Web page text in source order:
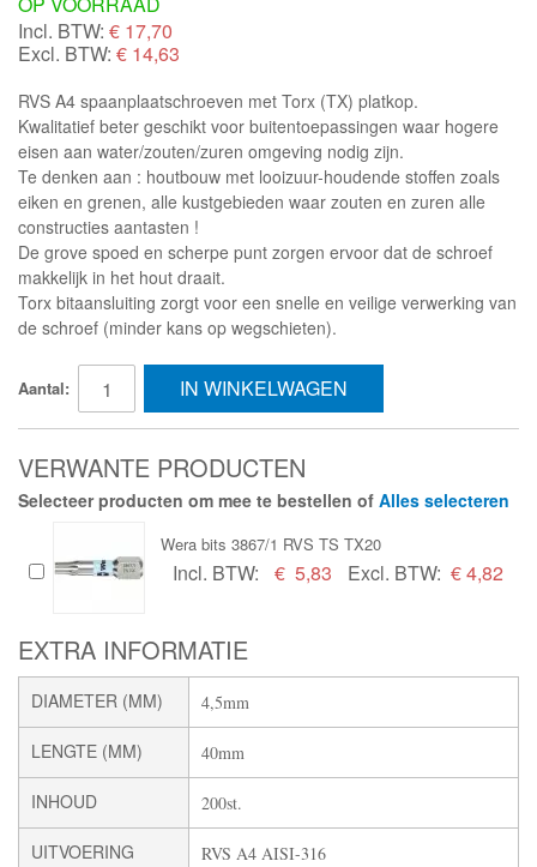
Incl. BTW: € 17,70
Excl. BTW: € 14,63
RVS A4 spaanplaatschroeven met Torx (TX) platkop.
Kwalitatief beter geschikt voor buitentoepassingen waar hogere
eisen aan water/zouten/zuren omgeving nodig zijn.
Te denken aan : houtbouw met looizuur-houdende stoffen zoals
eiken en grenen, alle kustgebieden waar zouten en zuren alle
constructies aantasten !
De grove spoed en scherpe punt zorgen ervoor dat de schroef
makkelijk in het hout draait.
Torx bitaansluiting zorgt voor een snelle en veilige verwerking van
de schroef (minder kans op wegschieten).
Aantal: IN WINKELWAGEN
VERWANTE PRODUCTEN
Selecteer producten om mee te bestellen of Alles selecteren
Wera bits 3867/1 RVS TS TX20
Incl. BTW: € 5,83 Excl. BTW: € 4,82
EXTRA INFORMATIE
DIAMETER (MM) 4,5mm
LENGTE (MM) 40mm
INHOUD 200st.
UITVOERING RVS A4 AISI-316